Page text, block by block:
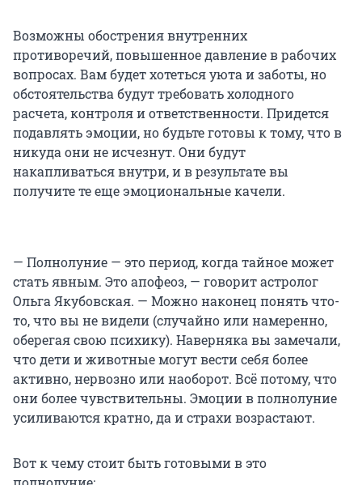
Возможны обострения внутренних
противоречий, повышенное давление в рабочих
вопросах. Вам будет хотеться уюта и заботы, но
обстоятельства будут требовать холодного
расчета, контроля и ответственности. Придется
подавлять эмоции, но будьте готовы к тому, что в
никуда они не исчезнут. Они будут
накапливаться внутри, и в результате вы
получите те еще эмоциональные качели.
— Полнолуние — это период, когда тайное может
стать явным. Это апофеоз, — говорит астролог
Ольга Якубовская. — Можно наконец понять что-
то, что вы не видели (случайно или намеренно,
оберегая свою психику). Наверняка вы замечали,
что дети и животные могут вести себя более
активно, нервозно или наоборот. Всё потому, что
они более чувствительны. Эмоции в полнолуние
усиливаются кратно, да и страхи возрастают.
Вот к чему стоит быть готовыми в это